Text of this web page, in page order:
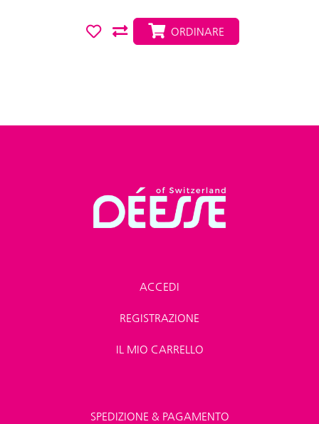
ORDINARE
ACCEDI
REGISTRAZIONE
IL MIO CARRELLO
SPEDIZIONE & PAGAMENTO